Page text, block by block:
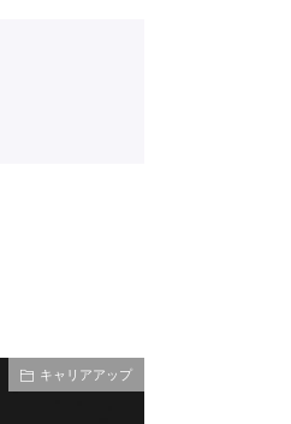
キャリアアップ